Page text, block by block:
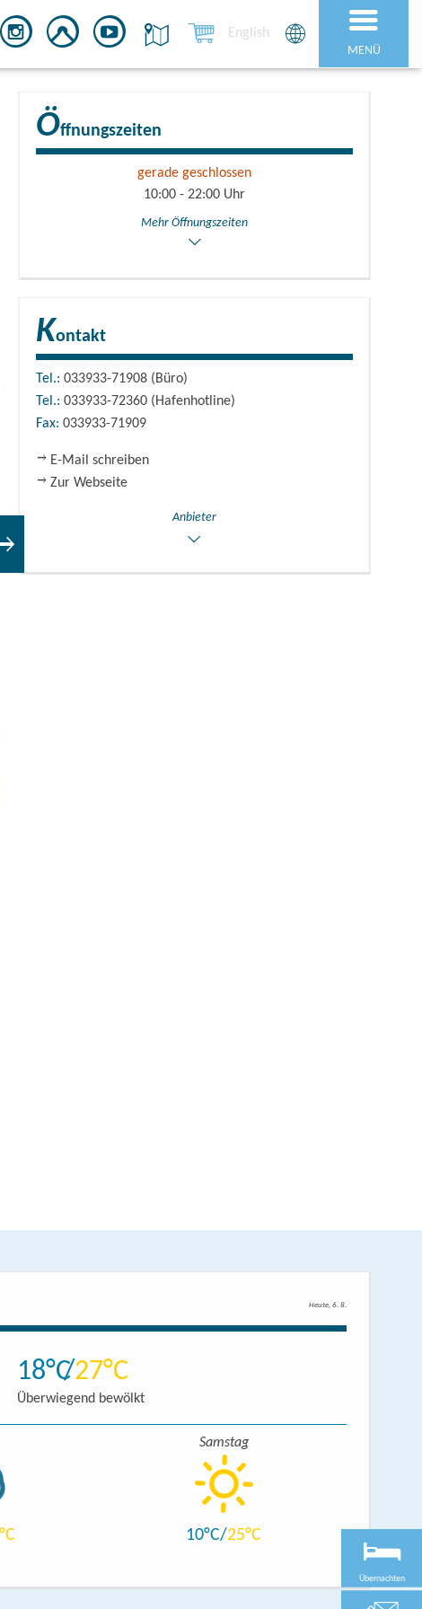
MENÜ
English
Öffnungszeiten
gerade geschlossen
10:00 - 22:00 Uhr
Mehr Öffnungszeiten
Kontakt
Tel.:033933-71908 (Büro)
Tel.:033933-72360 (Hafenhotline)
Fax:033933-71909
E-Mail schreiben
Zur Webseite
Anbieter
Heute, 6. 8.
18 27
Überwiegend bewölkt
Samstag
10 25
Übernachten